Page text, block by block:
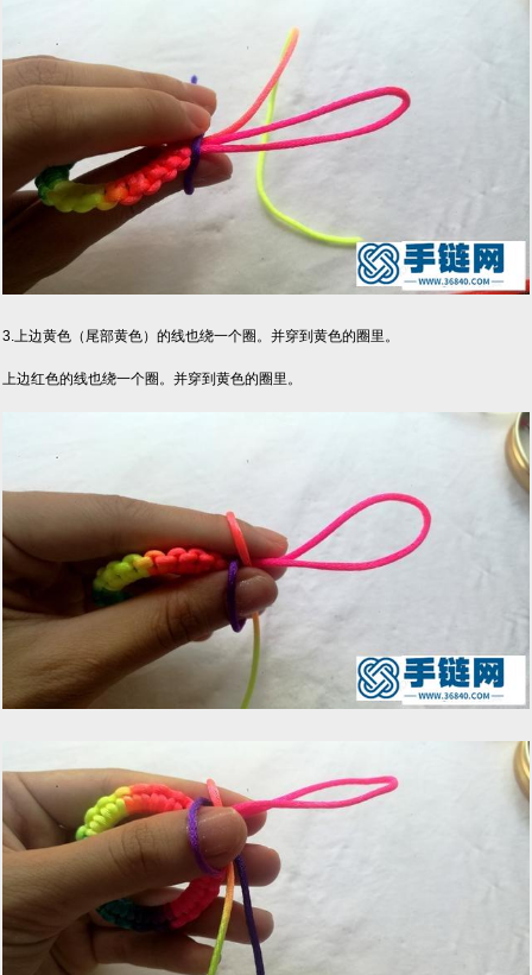
3.上边黄色（尾部黄色）的线也绕一个圈。并穿到黄色的圈里。
上边红色的线也绕一个圈。并穿到黄色的圈里。